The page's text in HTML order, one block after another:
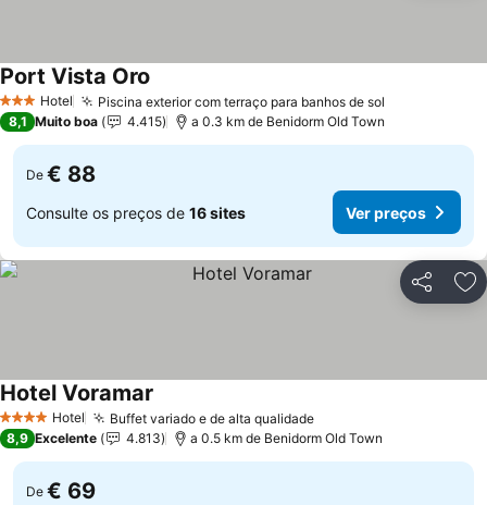
3 EstrelasHotel Piscina exterior com terraço para banhos de sol
Port Vista Oro
8,1 Muito boa 4.415 a 0.3 km de Benidorm Old Town
De € 88
Consulte os preços de 16 sites Ver preços
Partilhar
4 EstrelasHotel Buffet variado e de alta qualidadeVer preços
Hotel Voramar
8,9 Excelente 4.813 a 0.5 km de Benidorm Old Town
De € 69